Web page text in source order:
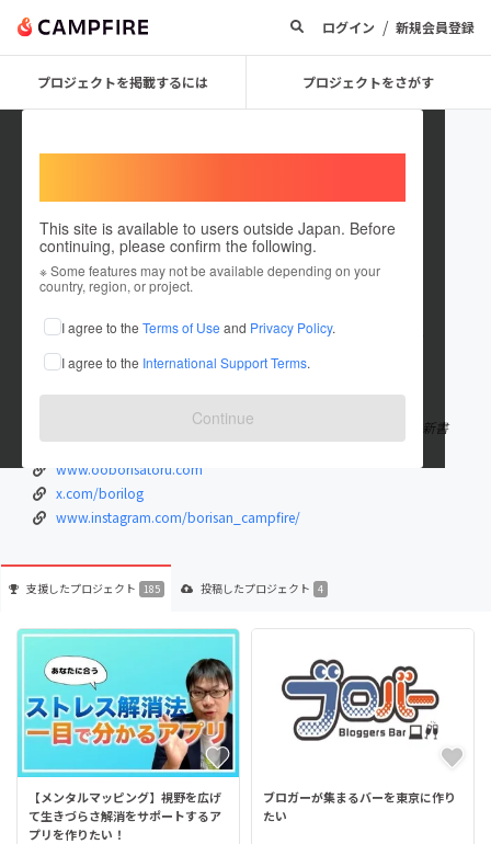
ログイン / 新規会員登録
プロジェクトを掲載するには プロジェクトをさがす
This site is available to users outside Japan. Before
continuing, please confirm the following.
※ Some features may not be available depending on your
country, region, or project.
I agree to the Terms of Use and Privacy Policy.
I agree to the International Support Terms.
Continue
BORI
これまでに185回支援して4件のプロジェクトを投稿しています
在住国：日本 現在地：神奈川県
出身国：日本 出身地：石川県
株式会社リバ邸取締役 CAMPFIREパートナー 著書:CAMPFIRE解体新書
www.ooborisatoru.com
x.com/borilog
www.instagram.com/borisan_campfire/
支援したプロジェクト 185 投稿したプロジェクト 4
【メンタルマッピング】視野を広げ
て生きづらさ解消をサポートするア
プリを作りたい！
ブロガーが集まるバーを東京に作り
たい